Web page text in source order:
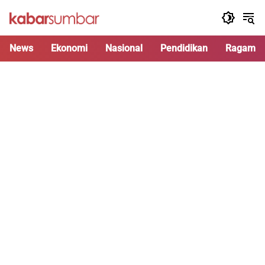
News Ekonomi Nasional Pendidikan Ragam